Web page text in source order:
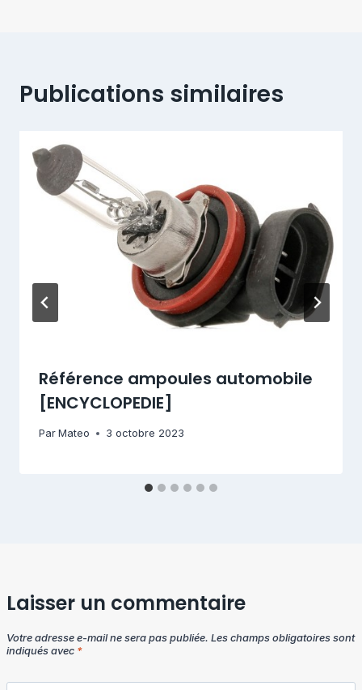
Publications similaires
Référence ampoules automobile
[ENCYCLOPEDIE]
Par Mateo 3 octobre 2023
Laisser un commentaire
Votre adresse e-mail ne sera pas publiée. Les champs obligatoires sont
indiqués avec *